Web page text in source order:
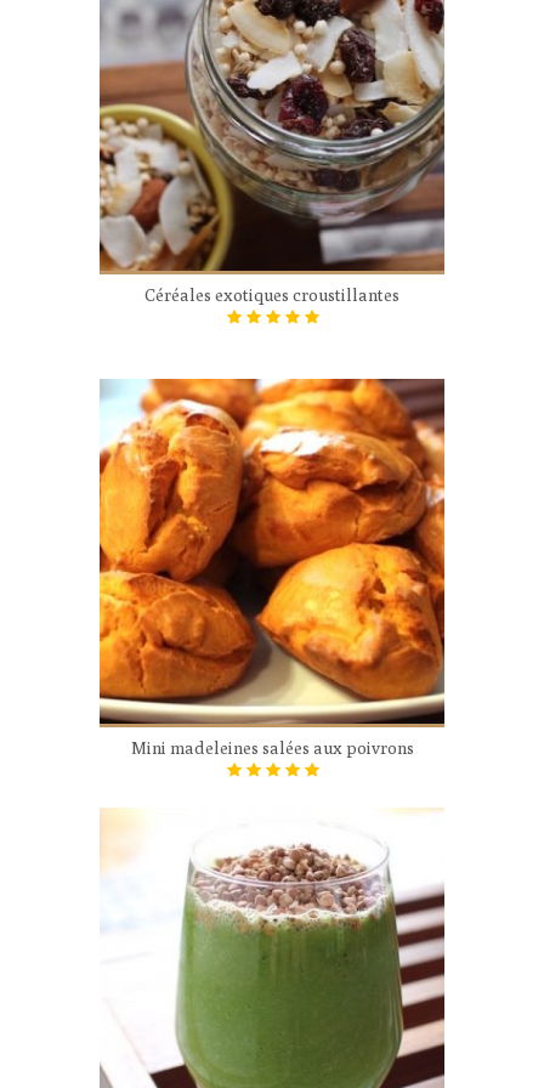
Céréales exotiques croustillantes
Mini madeleines salées aux poivrons